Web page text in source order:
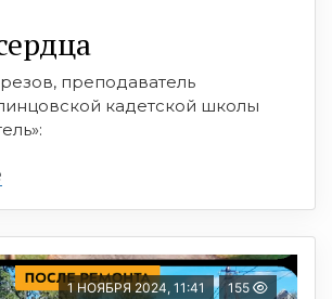
преподаватель
кадетской школы
1 НОЯБРЯ 2024, 11:41 155